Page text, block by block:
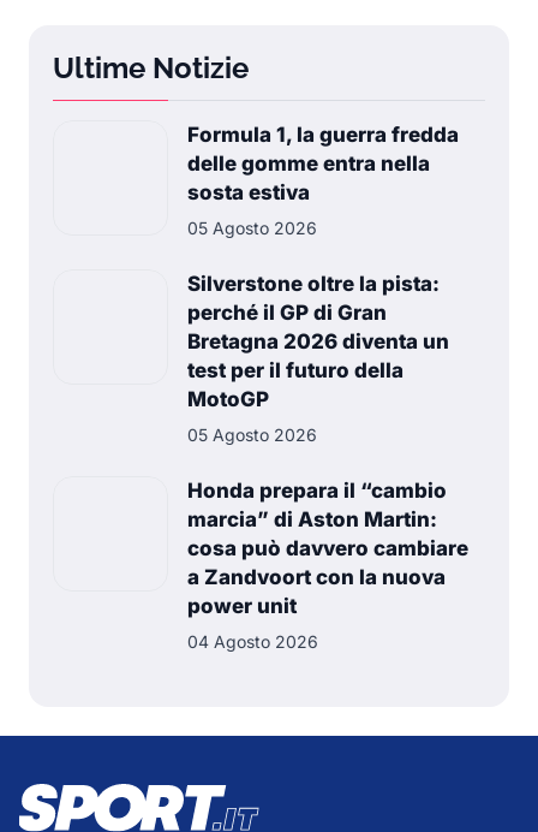
Ultime Notizie
Formula 1, la guerra fredda
delle gomme entra nella
sosta estiva
05 Agosto 2026
Silverstone oltre la pista:
perché il GP di Gran
Bretagna 2026 diventa un
test per il futuro della
MotoGP
05 Agosto 2026
Honda prepara il “cambio
marcia” di Aston Martin:
cosa può davvero cambiare
a Zandvoort con la nuova
power unit
04 Agosto 2026